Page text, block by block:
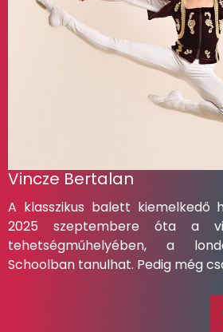
Vincze Bertalan
A klasszikus balett kiemelkedő
2025 szeptembere óta a
tehetségműhelyében, a
Schoolban tanulhat. Pedig még